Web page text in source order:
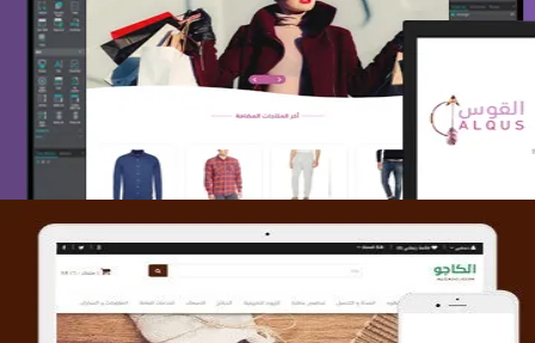
تصميم متجر القوس
التفاصيل
تصميم متجر الكاجو